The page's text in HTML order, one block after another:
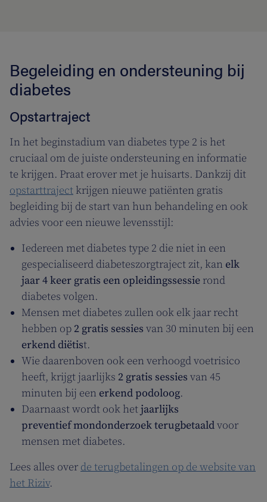
Begeleiding en ondersteuning bij
diabetes
Opstartraject
In het beginstadium van diabetes type 2 is het
cruciaal om de juiste ondersteuning en informatie
te krijgen. Praat erover met je huisarts. Dankzij dit
opstarttraject krijgen nieuwe patiënten gratis
begleiding bij de start van hun behandeling en ook
advies voor een nieuwe levensstijl:
Iedereen met diabetes type 2 die niet in een
gespecialiseerd diabeteszorgtraject zit, kan elk
jaar 4 keer gratis een opleidingssessie rond
diabetes volgen.
Mensen met diabetes zullen ook elk jaar recht
hebben op 2 gratis sessies van 30 minuten bij een
erkend diëtist.
Wie daarenboven ook een verhoogd voetrisico
heeft, krijgt jaarlijks 2 gratis sessies van 45
minuten bij een erkend podoloog.
Daarnaast wordt ook hetjaarlijks
preventief mondonderzoek terugbetaaldvoor
mensen met diabetes.
Lees alles over de terugbetalingen op de website van
het Riziv.